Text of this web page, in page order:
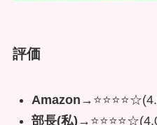
評価
Amazon
部長(私)→